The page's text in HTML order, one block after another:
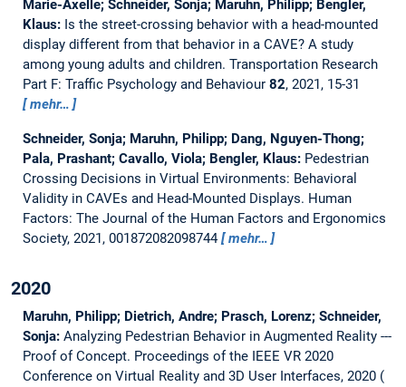
Marie-Axelle; Schneider, Sonja; Maruhn, Philipp; Bengler,
Klaus: Is the street-crossing behavior with a head-mounted
display different from that behavior in a CAVE? A study
among young adults and children. Transportation Research
Part F: Traffic Psychology and Behaviour 82, 2021, 15-31
mehr…
Schneider, Sonja; Maruhn, Philipp; Dang, Nguyen-Thong;
Pala, Prashant; Cavallo, Viola; Bengler, Klaus: Pedestrian
Crossing Decisions in Virtual Environments: Behavioral
Validity in CAVEs and Head-Mounted Displays. Human
Factors: The Journal of the Human Factors and Ergonomics
Society, 2021, 001872082098744
mehr…
2020
Maruhn, Philipp; Dietrich, Andre; Prasch, Lorenz; Schneider,
Sonja: Analyzing Pedestrian Behavior in Augmented Reality ---
Proof of Concept. Proceedings of the IEEE VR 2020
Conference on Virtual Reality and 3D User Interfaces, 2020